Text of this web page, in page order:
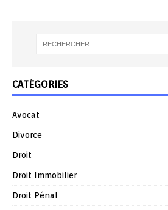
CATÉGORIES
Avocat
Divorce
Droit
Droit Immobilier
Droit Pénal